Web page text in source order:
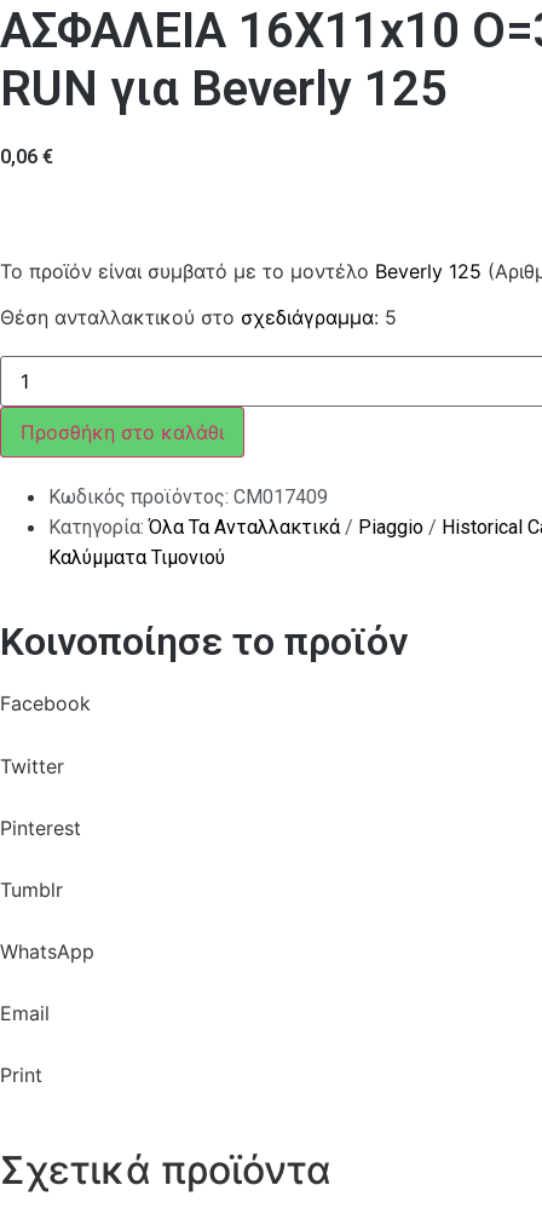
ΑΣΦΑΛΕΙΑ 16X11x10
RUN για Beverly 125
0,06 €
Το προϊόν είναι συμβατό με το μοντέλο Beverly 125
Θέση ανταλλακτικού στο σχεδιάγραμμα: 5
ΑΣΦΑΛΕΙΑ
16X11x10
O=3
B125/200
M.02,
RUN
Προσθήκη στο καλάθι
Κωδικός προϊόντος: CM017409
Κατηγορία:Όλα Τα Ανταλλακτικά/ Piaggio / Historical
Καλύμματα Τιμονιού
Κοινοποίησε το προϊόν
Facebook
Twitter
Pinterest
Tumblr
WhatsApp
Email
Print
Σχετικά προϊόντα